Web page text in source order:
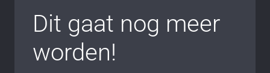
Dit gaat nog meer
worden!